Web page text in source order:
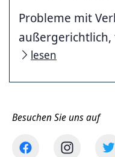
Probleme mit
lesen
Besuchen Sie uns auf